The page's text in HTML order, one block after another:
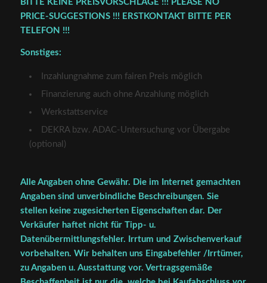
BITTE KEINE PREISVORSCHLÄGE !!! PLEASE NO
PRICE-SUGGESTIONS !!! ERSTKONTAKT BITTE PER
TELEFON !!!
Sonstiges:
Inzahlungnahme zum fairen Preis möglich
Finanzierung auch ohne Anzahlung möglich
Werkstattservice
DEKRA bzw. ADAC-Untersuchung vor Übergabe
(optional)
Alle Angaben ohne Gewähr. Die im Internet gemachten
Angaben sind unverbindliche Beschreibungen. Sie
stellen keine zugesicherten Eigenschaften dar. Der
Verkäufer haftet nicht für Tipp- u.
Datenübermittlungsfehler. Irrtum und Zwischenverkauf
vorbehalten. Wir behalten uns Eingabefehler /Irrtümer,
zu Angaben u. Ausstattung vor. Vertragsgemäße